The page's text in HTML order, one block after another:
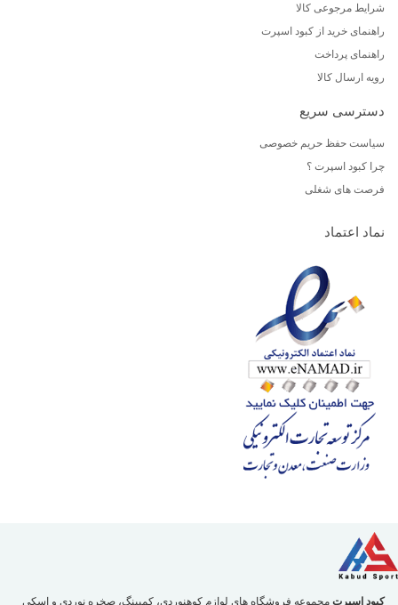
شرایط مرجوعی کالا
راهنمای خرید از کبود اسپرت
راهنمای پرداخت
رویه ارسال کالا
دسترسی سریع
سیاست حفظ حریم خصوصی
چرا کبود اسپرت ؟
فرصت های شغلی
نماد اعتماد
کبود اسپرت مجموعه فروشگاه های لوازم کوهنوردی، کمپینگ، صخره نوردی و اسکی